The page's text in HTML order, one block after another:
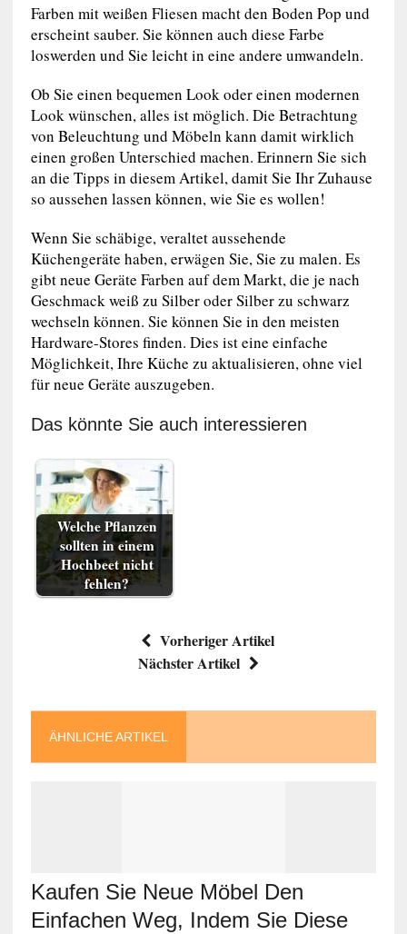
Farben mit weißen Fliesen macht den Boden Pop und
erscheint sauber. Sie können auch diese Farbe
loswerden und Sie leicht in eine andere umwandeln.
Ob Sie einen bequemen Look oder einen modernen
Look wünschen, alles ist möglich. Die Betrachtung
von Beleuchtung und Möbeln kann damit wirklich
einen großen Unterschied machen. Erinnern Sie sich
an die Tipps in diesem Artikel, damit Sie Ihr Zuhause
so aussehen lassen können, wie Sie es wollen!
Wenn Sie schäbige, veraltet aussehende
Küchengeräte haben, erwägen Sie, Sie zu malen. Es
gibt neue Geräte Farben auf dem Markt, die je nach
Geschmack weiß zu Silber oder Silber zu schwarz
wechseln können. Sie können Sie in den meisten
Hardware-Stores finden. Dies ist eine einfache
Möglichkeit, Ihre Küche zu aktualisieren, ohne viel
für neue Geräte auszugeben.
Das könnte Sie auch interessieren
Welche Pflanzen
sollten in einem
Hochbeet nicht
fehlen?
Vorheriger Artikel
Nächster Artikel
ÄHNLICHE ARTIKEL
Kaufen Sie Neue Möbel Den
Einfachen Weg, Indem Sie Diese